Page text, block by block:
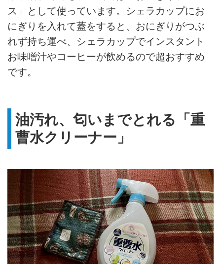
ス」として使っています。シェラカップにお
にぎりを入れて蓋をすると、おにぎりがつぶ
れず持ち運べ、シェラカップでインスタント
お味噌汁やコーヒーが飲めるので超おすすめ
です。
油汚れ、匂いまでとれる「重
曹水クリーナー」